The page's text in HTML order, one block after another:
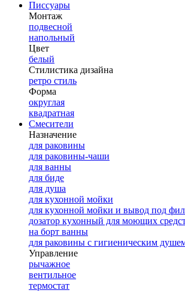
Писсуары
Монтаж
подвесной
напольный
Цвет
белый
Стилистика дизайна
ретро стиль
Форма
округлая
квадратная
Смесители
Назначение
для раковины
для раковины-чаши
для ванны
для биде
для душа
для кухонной мойки
для кухонной мойки и вывод под
дозатор кухонный для моющих
на борт ванны
для раковины с гигиеническим
Управление
рычажное
вентильное
термостат